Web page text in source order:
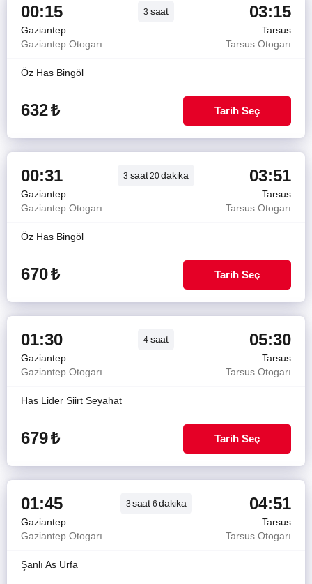
00:15 3 saat 03:15
Gaziantep
Tarsus
Gaziantep Otogarı
Tarsus Otogarı
Öz Has Bingöl
632₺ Tarih Seç
00:31 3 saat20dakika 03:51
Gaziantep
Tarsus
Gaziantep Otogarı
Tarsus Otogarı
Öz Has Bingöl
670₺ Tarih Seç
01:30 4 saat 05:30
Gaziantep
Tarsus
Gaziantep Otogarı
Tarsus Otogarı
Has Lider Siirt Seyahat
679₺ Tarih Seç
01:45 3saat6dakika 04:51
Gaziantep
Tarsus
Gaziantep Otogarı
Tarsus Otogarı
Şanlı As Urfa